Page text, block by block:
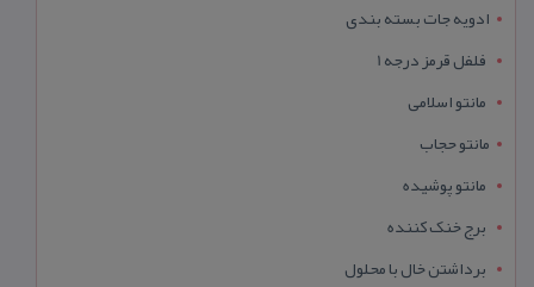
ادویه جات بسته بندی
فلفل قرمز درجه 1
مانتو اسلامی
مانتو حجاب
مانتو پوشیده
برج خنک کننده
برداشتن خال با محلول